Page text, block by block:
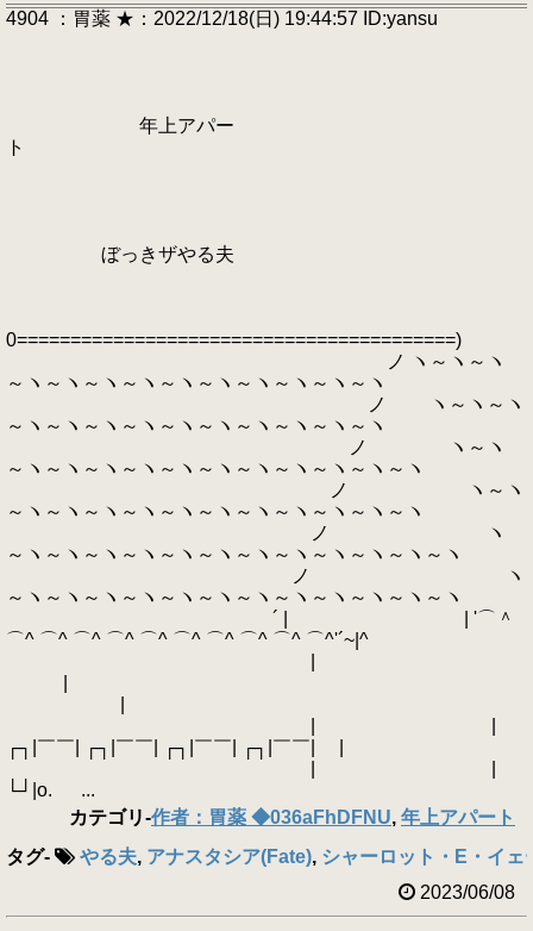
4904 ：胃薬 ★：2022/12/18(日) 19:44:57 ID:yansu
年上アパー
ト
ぼっきザやる夫
0=========================================)
ノ ヽ～ヽ～ヽ
～ヽ～ヽ～ヽ～ヽ～ヽ～ヽ～ヽ～ヽ～ヽ～ヽ
ノ ヽ～ヽ～ヽ
～ヽ～ヽ～ヽ～ヽ～ヽ～ヽ～ヽ～ヽ～ヽ～ヽ
ノ ヽ～ヽ
～ヽ～ヽ～ヽ～ヽ～ヽ～ヽ～ヽ～ヽ～ヽ～ヽ～ヽ
ノ ヽ～ヽ
～ヽ～ヽ～ヽ～ヽ～ヽ～ヽ～ヽ～ヽ～ヽ～ヽ～ヽ
ノ ヽ
～ヽ～ヽ～ヽ～ヽ～ヽ～ヽ～ヽ～ヽ～ヽ～ヽ～ヽ～ヽ
ノ ヽ
～ヽ～ヽ～ヽ～ヽ～ヽ～ヽ～ヽ～ヽ～ヽ～ヽ～ヽ～ヽ
´ | | '⌒＾
⌒^ ⌒^ ⌒^ ⌒^ ⌒^ ⌒^ ⌒^ ⌒^ ⌒^ ⌒^'´~|^
┌┐|￣￣| ┌┐|￣￣| ┌┐|￣￣| ┌┐|￣￣| |
└┘|o. ...
カテゴリ-作者：胃薬 ◆036aFhDFNU, 年上アパート
タグ- やる夫, アナスタシア(Fate), シャーロット・E・イェ
2023/06/08